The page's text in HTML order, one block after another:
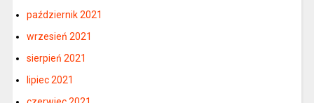
październik 2021
wrzesień 2021
sierpień 2021
lipiec 2021